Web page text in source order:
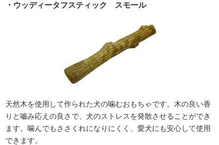
・ウッディータフスティック スモール
天然木を使用して作られた犬の噛むおもちゃです。木の良い香
りと嚙み応えの良さで、犬のストレスを発散させることができ
ます。噛んでもささくれになりにくく、愛犬にも安心して使用
できます。